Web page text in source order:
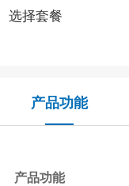
选择套餐
产品功能
产品功能